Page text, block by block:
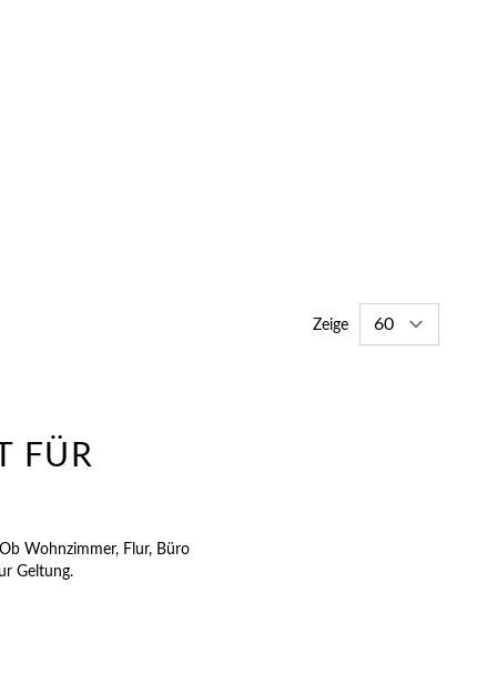
Zeige
FÜR
Wohnzimmer, Flur, Büro
Geltung.